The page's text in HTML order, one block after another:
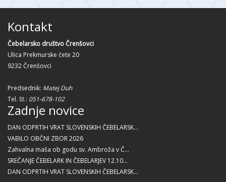
Kontakt
Čebelarsko društvo Črenšovci
Ulica Prekmurske čete 20
9232 Črenšovci
Predsednik: Matej Duh
Tel. št.: 051-678-102
Zadnje novice
DAN ODPRTIH VRAT SLOVENSKIH ČEBELARSK...
VABILO OBČNI ZBOR 2026
Zahvalna maša ob godu sv. Ambroža v Č...
SREČANJE ČEBELARK IN ČEBELARJEV 12.10...
DAN ODPRTIH VRAT SLOVENSKIH ČEBELARSK...